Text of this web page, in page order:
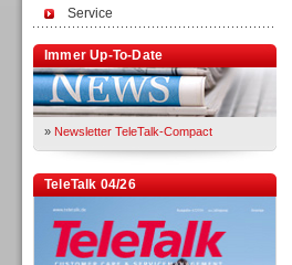
Service
Immer Up-To-Date
» Newsletter TeleTalk-Compact
TeleTalk 04/26